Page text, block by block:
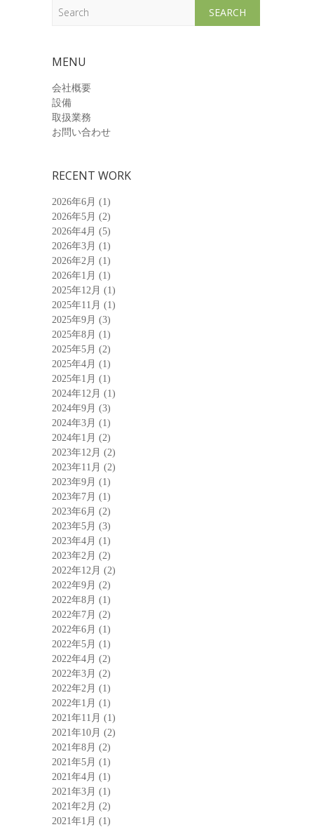
MENU
会社概要
設備
取扱業務
お問い合わせ
RECENT WORK
2026年6月 (1)
2026年5月 (2)
2026年4月 (5)
2026年3月 (1)
2026年2月 (1)
2026年1月 (1)
2025年12月 (1)
2025年11月 (1)
2025年9月 (3)
2025年8月 (1)
2025年5月 (2)
2025年4月 (1)
2025年1月 (1)
2024年12月 (1)
2024年9月 (3)
2024年3月 (1)
2024年1月 (2)
2023年12月 (2)
2023年11月 (2)
2023年9月 (1)
2023年7月 (1)
2023年6月 (2)
2023年5月 (3)
2023年4月 (1)
2023年2月 (2)
2022年12月 (2)
2022年9月 (2)
2022年8月 (1)
2022年7月 (2)
2022年6月 (1)
2022年5月 (1)
2022年4月 (2)
2022年3月 (2)
2022年2月 (1)
2022年1月 (1)
2021年11月 (1)
2021年10月 (2)
2021年8月 (2)
2021年5月 (1)
2021年4月 (1)
2021年3月 (1)
2021年2月 (2)
2021年1月 (1)